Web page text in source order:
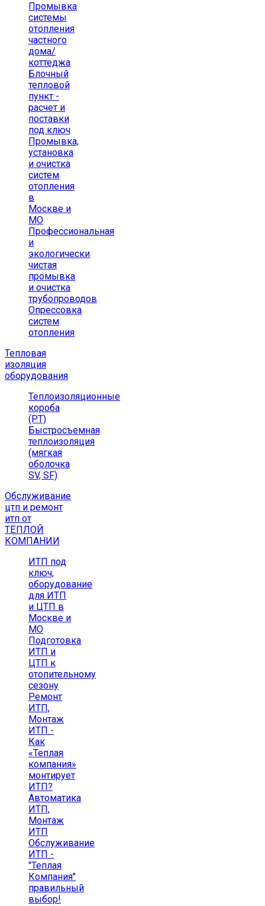
Промывка
системы
отопления
частного
дома/
коттеджа
Блочный
тепловой
пункт -
расчет и
поставки
под ключ
Промывка,
установка
и очистка
систем
отопления
в
Москве и
МО
Профессиональная
и
экологически
чистая
промывка
и очистка
трубопроводов
Опрессовка
систем
отопления
Тепловая
изоляция
оборудования
Теплоизоляционные
короба
(РТ)
Быстросъемная
теплоизоляция
(мягкая
оболочка
SV, SF)
Обслуживание
цтп и ремонт
итп от
ТЁПЛОЙ
КОМПАНИИ
ИТП под
ключ,
оборудование
для ИТП
и ЦТП в
Москве и
МО
Подготовка
ИТП и
ЦТП к
отопительному
сезону
Ремонт
ИТП,
Монтаж
ИТП -
Как
«Теплая
компания»
монтирует
ИТП?
Автоматика
ИТП,
Монтаж
ИТП
Обслуживание
ИТП -
"Теплая
Компания"
правильный
выбор!